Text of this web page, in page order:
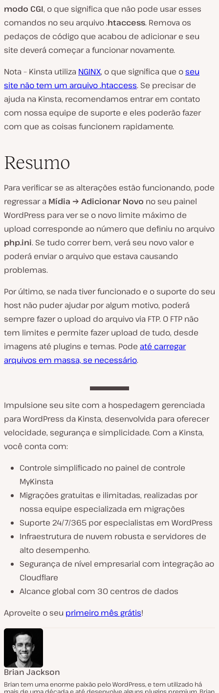
modo CGI, o que significa que não pode usar esses
comandos no seu arquivo .htaccess. Remova os
pedaços de código que acabou de adicionar e seu
site deverá começar a funcionar novamente.
Nota – Kinsta utiliza NGINX, o que significa que oseu
site não tem um arquivo .htaccess. Se precisar de
ajuda na Kinsta, recomendamos entrar em contato
com nossa equipe de suporte e eles poderão fazer
com que as coisas funcionem rapidamente.
Resumo
Para verificar se as alterações estão funcionando, pode
regressar a Mídia → Adicionar Novo no seu painel
WordPress para ver se o novo limite máximo de
upload corresponde ao número que definiu no arquivo
php.ini. Se tudo correr bem, verá seu novo valor e
poderá enviar o arquivo que estava causando
problemas.
Por último, se nada tiver funcionado e o suporte do seu
host não puder ajudar por algum motivo, poderá
sempre fazer o upload do arquivo via FTP. O FTP não
tem limites e permite fazer upload de tudo, desde
imagens até plugins e temas. Pode até carregar
arquivos em massa, se necessário.
Impulsione seu site com a hospedagem gerenciada
para WordPress da Kinsta, desenvolvida para oferecer
velocidade, segurança e simplicidade. Com a Kinsta,
você conta com:
Controle simplificado no painel de controle
MyKinsta
Migrações gratuitas e ilimitadas, realizadas por
nossa equipe especializada em migrações
Suporte 24/7/365 por especialistas em WordPress
Infraestrutura de nuvem robusta e servidores de
alto desempenho.
Segurança de nível empresarial com integração ao
Cloudflare
Alcance global com 30 centros de dados
Aproveite o seu primeiro mês grátis!
Brian Jackson
Brian tem uma enorme paixão pelo WordPress, e tem utilizado há